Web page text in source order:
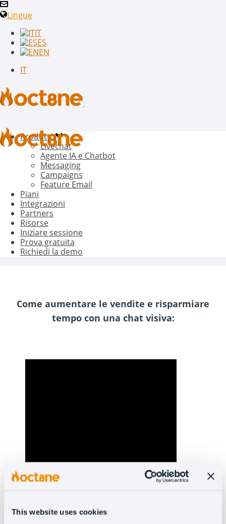
This website uses cookies
Lingue
IT
ES
EN
IT
Prodotto
Livechat
Agente IA e Chatbot
Messaging
Campaigns
Feature Email
Piani
Integrazioni
Partners
Risorse
Iniziare sessione
Prova gratuita
Richiedi la demo
Come aumentare le vendite e risparmiare
tempo con una chat visiva: